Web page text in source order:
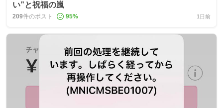
い”と祝福の嵐
209件のポスト 95% 1日前